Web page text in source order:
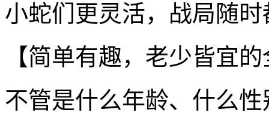
小蛇们更灵活，战局随
【简单有趣，老少皆宜
不管是什么年龄、什么